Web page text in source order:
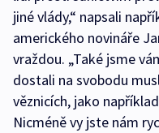
jiné vlády,“ napsali
amerického novináře
vraždou. „Také jsme
dostali na svobodu
věznicích, jako
Nicméně vy jste nám